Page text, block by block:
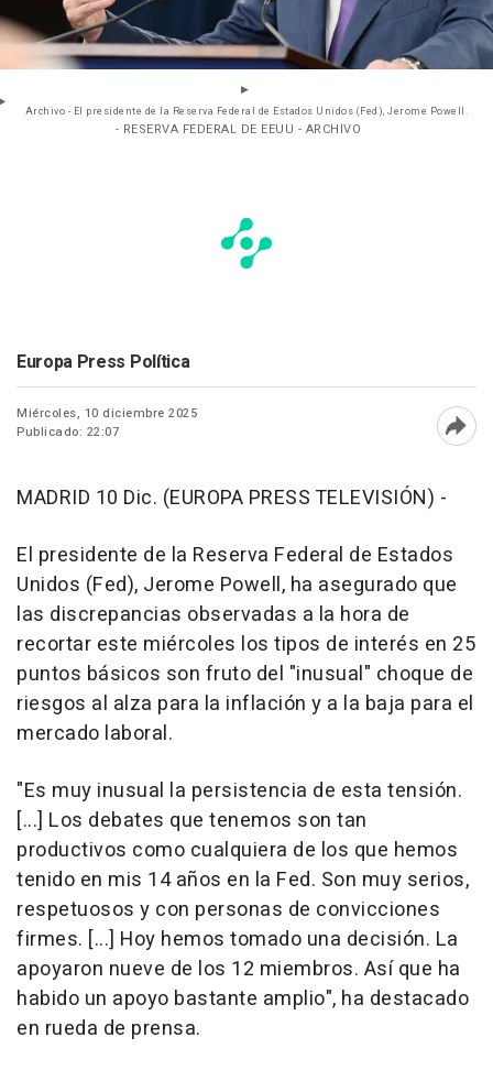
Archivo - El presidente de la Reserva Federal de Estados Unidos (Fed), Jerome Powell.
- RESERVA FEDERAL DE EEUU - ARCHIVO
Europa Press Política
Miércoles, 10 diciembre 2025
Publicado: 22:07
MADRID 10 Dic. (EUROPA PRESS TELEVISIÓN) -
El presidente de la Reserva Federal de Estados
Unidos (Fed), Jerome Powell, ha asegurado que
las discrepancias observadas a la hora de
recortar este miércoles los tipos de interés en 25
puntos básicos son fruto del "inusual" choque de
riesgos al alza para la inflación y a la baja para el
mercado laboral.
"Es muy inusual la persistencia de esta tensión.
[...] Los debates que tenemos son tan
productivos como cualquiera de los que hemos
tenido en mis 14 años en la Fed. Son muy serios,
respetuosos y con personas de convicciones
firmes. [...] Hoy hemos tomado una decisión. La
apoyaron nueve de los 12 miembros. Así que ha
habido un apoyo bastante amplio", ha destacado
en rueda de prensa.